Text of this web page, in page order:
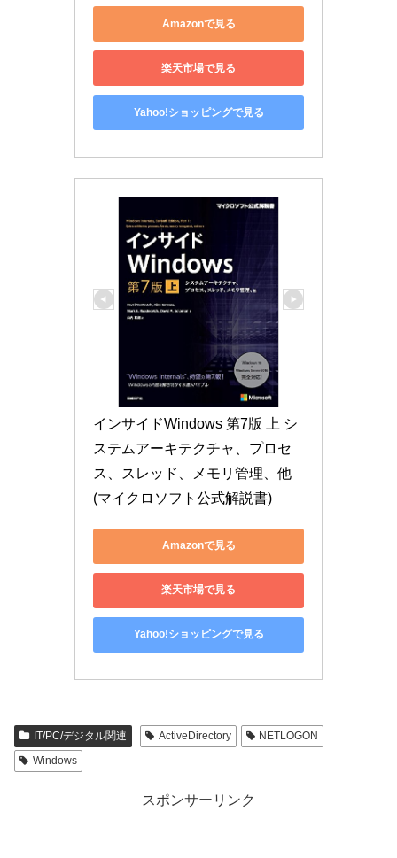
Amazonで見る
楽天市場で見る
Yahoo!ショッピングで見る
インサイドWindows 第7版 上 シ
ステムアーキテクチャ、プロセ
ス、スレッド、メモリ管理、他
(マイクロソフト公式解説書)
Amazonで見る
楽天市場で見る
Yahoo!ショッピングで見る
IT/PC/デジタル関連 ActiveDirectory
NETLOGON
Windows
スポンサーリンク